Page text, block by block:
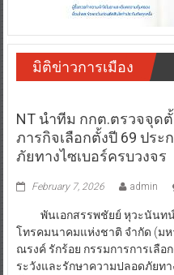
มิติข่าวการเมือง
NT นำทีม กกต.ตรวจจุด
ภารกิจเลือกตั้งปี 69 ประ
ภัยทางไซเบอร์ครบวงจร
February 7, 2026 admin
พันเอกสรรพชัยย์ หุวะนันทน์
โทรคมนาคมแห่งชาติ จำกัด (ม
ณรงค์ รักร้อย กรรมการการเลื
ระวังและรักษาความปลอดภัยท